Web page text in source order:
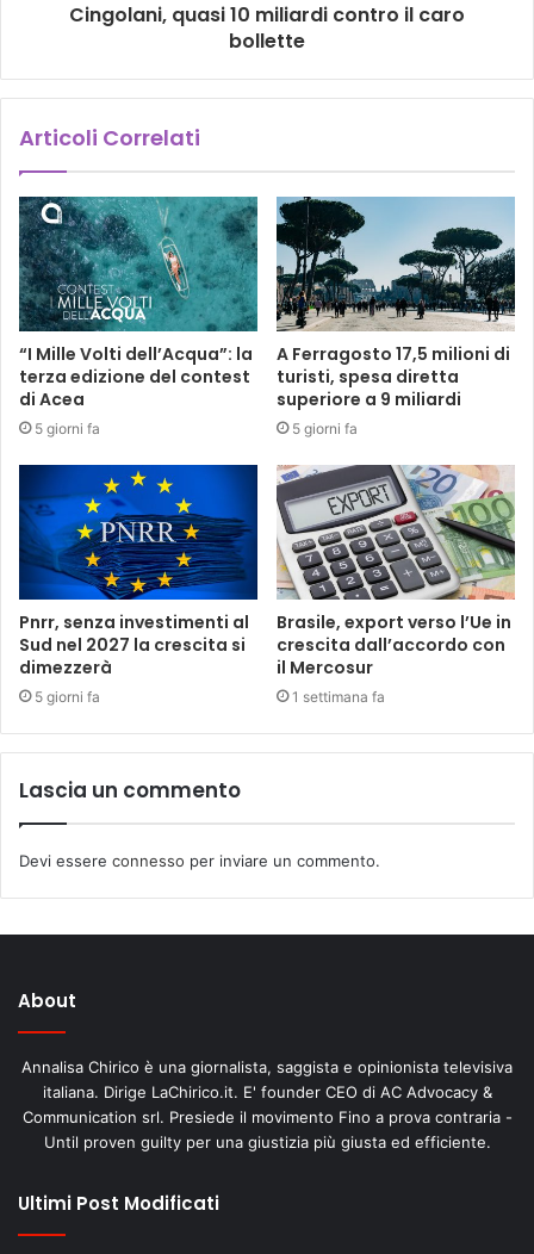
Cingolani, quasi 10 miliardi contro il caro
bollette
Articoli Correlati
“I Mille Volti dell’Acqua”: la
terza edizione del contest
di Acea
5 giorni fa
A Ferragosto 17,5 milioni di
turisti, spesa diretta
superiore a 9 miliardi
5 giorni fa
Pnrr, senza investimenti al
Sud nel 2027 la crescita si
dimezzerà
5 giorni fa
Brasile, export verso l’Ue in
crescita dall’accordo con
il Mercosur
1 settimana fa
Lascia un commento
Devi essere connesso per inviare un commento.
About
Annalisa Chirico è una giornalista, saggista e opinionista televisiva
italiana. Dirige LaChirico.it. E' founder CEO di AC Advocacy &
Communication srl. Presiede il movimento Fino a prova contraria -
Until proven guilty per una giustizia più giusta ed efficiente.
Ultimi Post Modificati